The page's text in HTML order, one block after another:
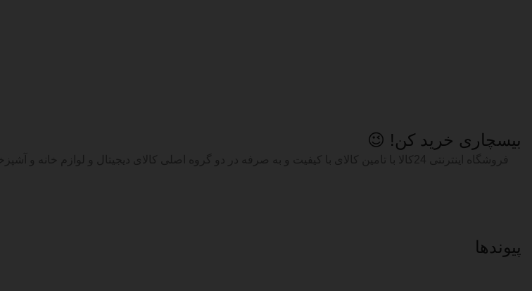
بیسچاری خرید کن! 😉
پیوند‌ها